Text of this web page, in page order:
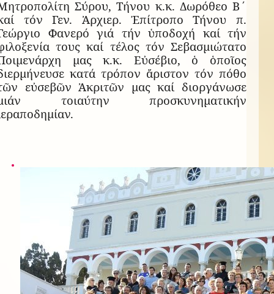
Σύρου, Τήνου κ.κ. Δωρόθεο Β΄
τόν Γεν. Ἀρχιερ. Ἐπίτροπο Τήνου π.
Φανερό γιά τήν ὑποδοχή καί τήν
τους καί τέλος τόν Σεβασμιώτατο
μας κ.κ. Εὐσέβιο, ὁ ὁποῖος
κατά τρόπον ἄριστον τόν πόθο
εὐσεβῶν Ἀκριτῶν μας καί διοργάνωσε
τοιαύτην προσκυνηματικήν